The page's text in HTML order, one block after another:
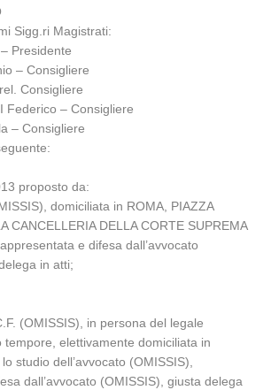
Sigg.ri Magistrati:
Presidente
– Consigliere
Consigliere
Federico – Consigliere
– Consigliere
proposto da:
domiciliata in ROMA, PIAZZA
CANCELLERIA DELLA CORTE SUPREMA
e difesa dall’avvocato
in atti;
(OMISSIS), in persona del legale
tempore, elettivamente domiciliata in
studio dell’avvocato (OMISSIS),
dall’avvocato (OMISSIS), giusta delega